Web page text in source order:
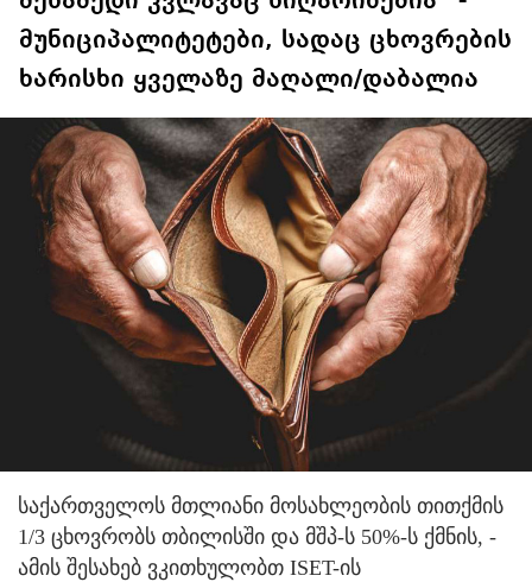
მუნიციპალიტეტები, სადაც ცხოვრების
ხარისხი ყველაზე მაღალი/დაბალია
საქართველოს მთლიანი მოსახლეობის თითქმის
1/3 ცხოვრობს თბილისში და მშპ-ს 50%-ს ქმნის, -
ამის შესახებ ვკითხულობთ ISET-ის